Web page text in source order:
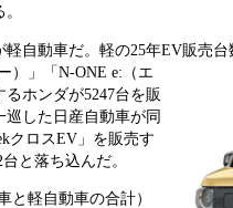
自動車だ。軽の25年EV販売
）」「N-ONE e:（エ
ホンダが5247台を販
した日産自動車が同
クロスEV」を販売す
と落ち込んだ。
と軽自動車の合計）